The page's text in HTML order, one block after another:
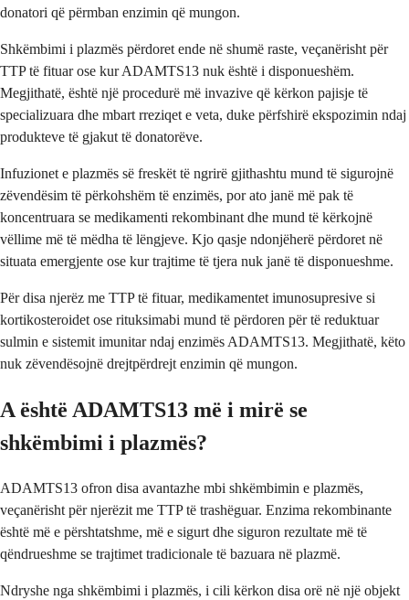
donatori që përmban enzimin që mungon.
Shkëmbimi i plazmës përdoret ende në shumë raste, veçanërisht për
TTP të fituar ose kur ADAMTS13 nuk është i disponueshëm.
Megjithatë, është një procedurë më invazive që kërkon pajisje të
specializuara dhe mbart rreziqet e veta, duke përfshirë ekspozimin ndaj
produkteve të gjakut të donatorëve.
Infuzionet e plazmës së freskët të ngrirë gjithashtu mund të sigurojnë
zëvendësim të përkohshëm të enzimës, por ato janë më pak të
koncentruara se medikamenti rekombinant dhe mund të kërkojnë
vëllime më të mëdha të lëngjeve. Kjo qasje ndonjëherë përdoret në
situata emergjente ose kur trajtime të tjera nuk janë të disponueshme.
Për disa njerëz me TTP të fituar, medikamentet imunosupresive si
kortikosteroidet ose rituksimabi mund të përdoren për të reduktuar
sulmin e sistemit imunitar ndaj enzimës ADAMTS13. Megjithatë, këto
nuk zëvendësojnë drejtpërdrejt enzimin që mungon.
A është ADAMTS13 më i mirë se
shkëmbimi i plazmës?
ADAMTS13 ofron disa avantazhe mbi shkëmbimin e plazmës,
veçanërisht për njerëzit me TTP të trashëguar. Enzima rekombinante
është më e përshtatshme, më e sigurt dhe siguron rezultate më të
qëndrueshme se trajtimet tradicionale të bazuara në plazmë.
Ndryshe nga shkëmbimi i plazmës, i cili kërkon disa orë në një objekt